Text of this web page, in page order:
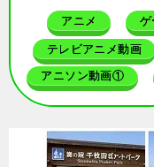
アニメ ゲ
テレビアニメ動画
アニソン動画①